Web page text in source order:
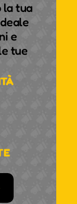
la tua
e
tue